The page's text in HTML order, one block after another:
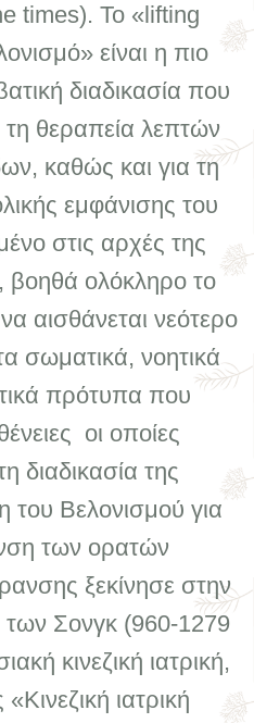
times). Το «lifting
είναι η πιο
διαδικασία που
τη θεραπεία λεπτών
καθώς και για τη
εμφάνισης του
στις αρχές της
βοηθά ολόκληρο το
αισθάνεται νεότερο
σωματικά, νοητικά
πρότυπα που
οι οποίες
διαδικασία της
Βελονισμού για
των ορατών
ξεκίνησε στην
των Σονγκ (960-1279
κινεζική ιατρική,
ιατρική